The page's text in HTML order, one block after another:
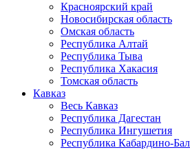
Красноярский край
Новосибирская область
Омская область
Республика Алтай
Республика Тыва
Республика Хакасия
Томская область
Кавказ
Весь Кавказ
Республика Дагестан
Республика Ингушетия
Республика Кабардино-